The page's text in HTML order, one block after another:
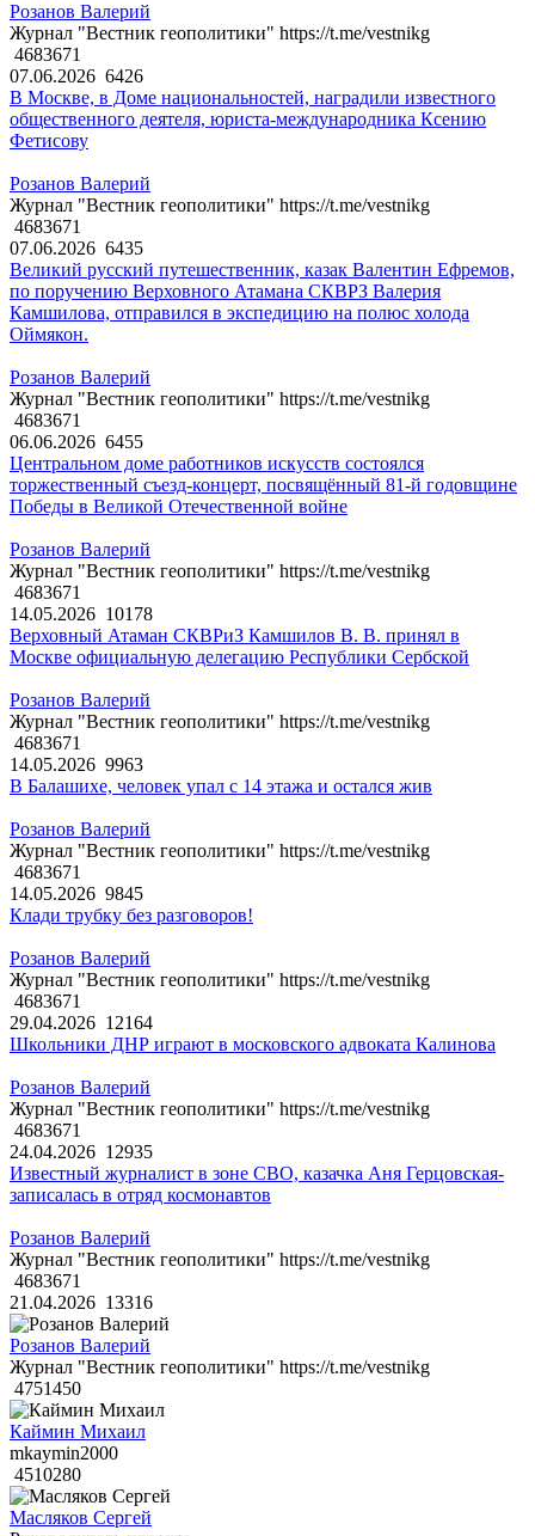
Розанов Валерий
Журнал "Вестник геополитики" https://t.me/vestnikg
4683671
07.06.2026 6426
В Москве, в Доме национальностей, наградили известного
общественного деятеля, юриста-международника Ксению
Фетисову
Розанов Валерий
Журнал "Вестник геополитики" https://t.me/vestnikg
4683671
07.06.2026 6435
Великий русский путешественник, казак Валентин Ефремов,
по поручению Верховного Атамана СКВРЗ Валерия
Камшилова, отправился в экспедицию на полюс холода
Оймякон.
Розанов Валерий
Журнал "Вестник геополитики" https://t.me/vestnikg
4683671
06.06.2026 6455
Центральном доме работников искусств состоялся
торжественный съезд-концерт, посвящённый 81-й годовщине
Победы в Великой Отечественной войне
Розанов Валерий
Журнал "Вестник геополитики" https://t.me/vestnikg
4683671
14.05.2026 10178
Верховный Атаман СКВРиЗ Камшилов В. В. принял в
Москве официальную делегацию Республики Сербской
Розанов Валерий
Журнал "Вестник геополитики" https://t.me/vestnikg
4683671
14.05.2026 9963
В Балашихе, человек упал с 14 этажа и остался жив
Розанов Валерий
Журнал "Вестник геополитики" https://t.me/vestnikg
4683671
14.05.2026 9845
Клади трубку без разговоров!
Розанов Валерий
Журнал "Вестник геополитики" https://t.me/vestnikg
4683671
29.04.2026 12164
Школьники ДНР играют в московского адвоката Калинова
Розанов Валерий
Журнал "Вестник геополитики" https://t.me/vestnikg
4683671
24.04.2026 12935
Известный журналист в зоне СВО, казачка Аня Герцовская-
записалась в отряд космонавтов
Розанов Валерий
Журнал "Вестник геополитики" https://t.me/vestnikg
4683671
21.04.2026 13316
Розанов Валерий
Журнал "Вестник геополитики" https://t.me/vestnikg
4751450
Каймин Михаил
mkaymin2000
4510280
Масляков Сергей